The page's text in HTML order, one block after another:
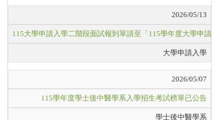
2026/05/13
115大學申請入學二階段面試報到單請至「115學年度大學申請
大學申請入學
2026/05/07
115學年度學士後中醫學系入學招生考試榜單已公告
學士後中醫學系